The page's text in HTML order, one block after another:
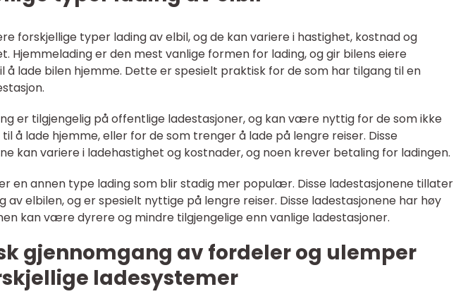
forskjellige typer lading av elbil, og de kan variere i hastighet, kostnad og
Hjemmelading er den mest vanlige formen for lading, og gir bilens eiere
å lade bilen hjemme. Dette er spesielt praktisk for de som har tilgang til en
er tilgjengelig på offentlige ladestasjoner, og kan være nyttig for de som ikke
å lade hjemme, eller for de som trenger å lade på lengre reiser. Disse
kan variere i ladehastighet og kostnader, og noen krever betaling for ladingen.
en annen type lading som blir stadig mer populær. Disse ladestasjonene tillater
av elbilen, og er spesielt nyttige på lengre reiser. Disse ladestasjonene har høy
kan være dyrere og mindre tilgjengelige enn vanlige ladestasjoner.
gjennomgang av fordeler og ulemper
ladesystemer